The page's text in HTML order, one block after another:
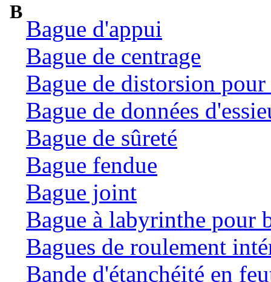
B
Bague d'appui
Bague de centrage
Bague de distorsion
Bague de données
Bague de sûreté
Bague fendue
Bague joint
Bague à labyrinthe pour
Bagues de roulement
Bande d'étanchéité en